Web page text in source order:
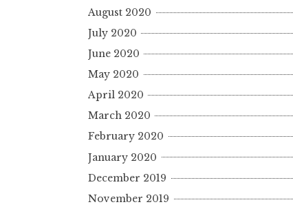
August 2020
July 2020
June 2020
May 2020
April 2020
March 2020
February 2020
January 2020
December 2019
November 2019